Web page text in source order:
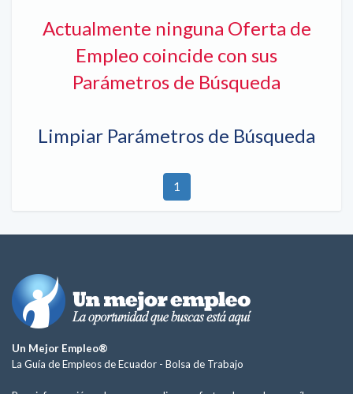
Actualmente ninguna Oferta de
Empleo coincide con sus
Parámetros de Búsqueda
Limpiar Parámetros de Búsqueda
1
Un Mejor Empleo®
La Guía de Empleos de Ecuador - Bolsa de Trabajo